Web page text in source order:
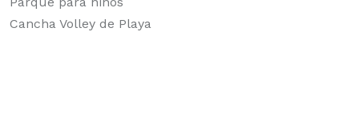
Cancha Volley de Playa